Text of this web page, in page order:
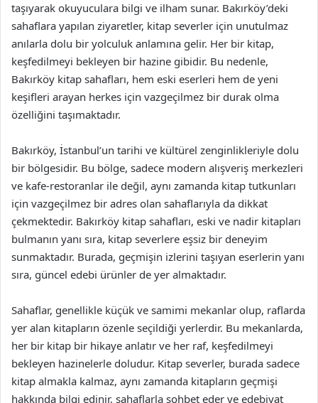
taşıyarak okuyuculara bilgi ve ilham sunar. Bakırköy’deki
sahaflara yapılan ziyaretler, kitap severler için unutulmaz
anılarla dolu bir yolculuk anlamına gelir. Her bir kitap,
keşfedilmeyi bekleyen bir hazine gibidir. Bu nedenle,
Bakırköy kitap sahafları, hem eski eserleri hem de yeni
keşifleri arayan herkes için vazgeçilmez bir durak olma
özelliğini taşımaktadır.
Bakırköy, İstanbul’un tarihi ve kültürel zenginlikleriyle dolu
bir bölgesidir. Bu bölge, sadece modern alışveriş merkezleri
ve kafe-restoranlar ile değil, aynı zamanda kitap tutkunları
için vazgeçilmez bir adres olan sahaflarıyla da dikkat
çekmektedir. Bakırköy kitap sahafları, eski ve nadir kitapları
bulmanın yanı sıra, kitap severlere eşsiz bir deneyim
sunmaktadır. Burada, geçmişin izlerini taşıyan eserlerin yanı
sıra, güncel edebi ürünler de yer almaktadır.
Sahaflar, genellikle küçük ve samimi mekanlar olup, raflarda
yer alan kitapların özenle seçildiği yerlerdir. Bu mekanlarda,
her bir kitap bir hikaye anlatır ve her raf, keşfedilmeyi
bekleyen hazinelerle doludur. Kitap severler, burada sadece
kitap almakla kalmaz, aynı zamanda kitapların geçmişi
hakkında bilgi edinir, sahaflarla sohbet eder ve edebiyat